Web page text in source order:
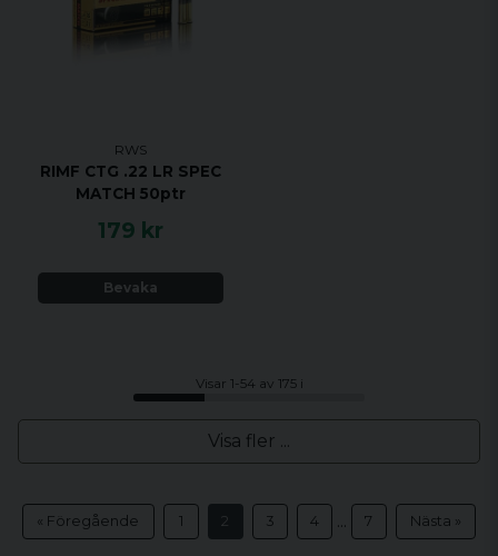
RWS
RIMF CTG .22 LR SPEC
MATCH 50ptr
179 kr
Bevaka
Visar 1-54 av 175 i
Visa fler ...
« Föregående 1 2 3 4 ... 7 Nästa »